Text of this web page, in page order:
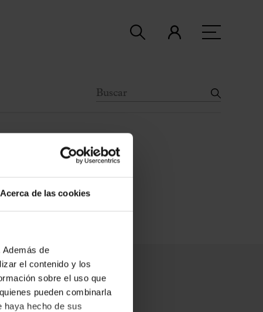
Acerca de las cookies
Además de
el contenido y los
sobre el uso que
pueden combinarla
haya hecho de sus